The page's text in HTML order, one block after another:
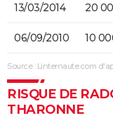
13/03/2014 20
06/09/2010 10
Source : Linternaute.com
RISQUE DE
THARONNE